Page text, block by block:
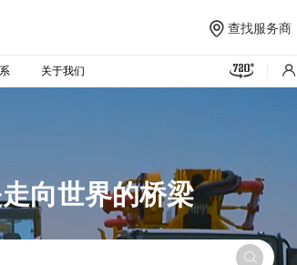
 查找服务商
关于我们  
向世界的桥梁
